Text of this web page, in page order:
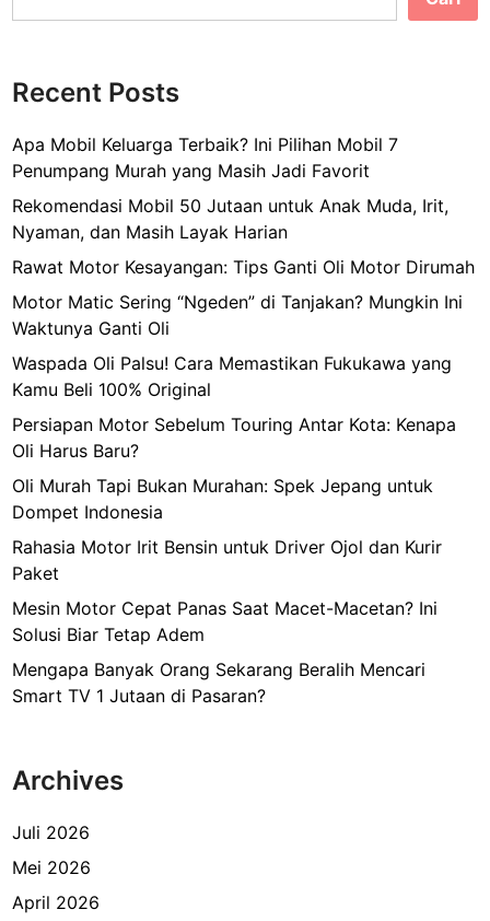
Recent Posts
Apa Mobil Keluarga Terbaik? Ini Pilihan Mobil 7
Penumpang Murah yang Masih Jadi Favorit
Rekomendasi Mobil 50 Jutaan untuk Anak Muda, Irit,
Nyaman, dan Masih Layak Harian
Rawat Motor Kesayangan: Tips Ganti Oli Motor Dirumah
Motor Matic Sering “Ngeden” di Tanjakan? Mungkin Ini
Waktunya Ganti Oli
Waspada Oli Palsu! Cara Memastikan Fukukawa yang
Kamu Beli 100% Original
Persiapan Motor Sebelum Touring Antar Kota: Kenapa
Oli Harus Baru?
Oli Murah Tapi Bukan Murahan: Spek Jepang untuk
Dompet Indonesia
Rahasia Motor Irit Bensin untuk Driver Ojol dan Kurir
Paket
Mesin Motor Cepat Panas Saat Macet-Macetan? Ini
Solusi Biar Tetap Adem
Mengapa Banyak Orang Sekarang Beralih Mencari
Smart TV 1 Jutaan di Pasaran?
Archives
Juli 2026
Mei 2026
April 2026